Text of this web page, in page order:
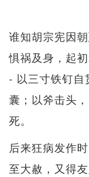
谁知胡宗宪因
惧祸及身，起
- 以三寸铁钉自
囊；以斧击头
死。
后来狂病发作
至大赦，又得